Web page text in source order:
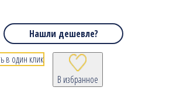
Нашли дешевле?
В избранное
в один клик